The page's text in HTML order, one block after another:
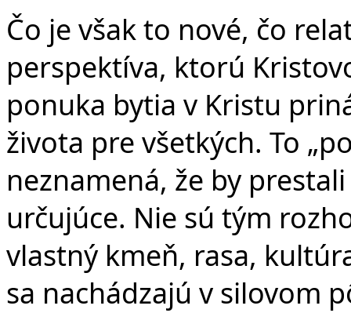
Čo je však to nové, čo
perspektíva, ktorú
ponuka bytia v Kristu
života pre všetkých. To
neznamená, že by
určujúce. Nie sú tým
vlastný kmeň, rasa,
sa nachádzajú v silovom